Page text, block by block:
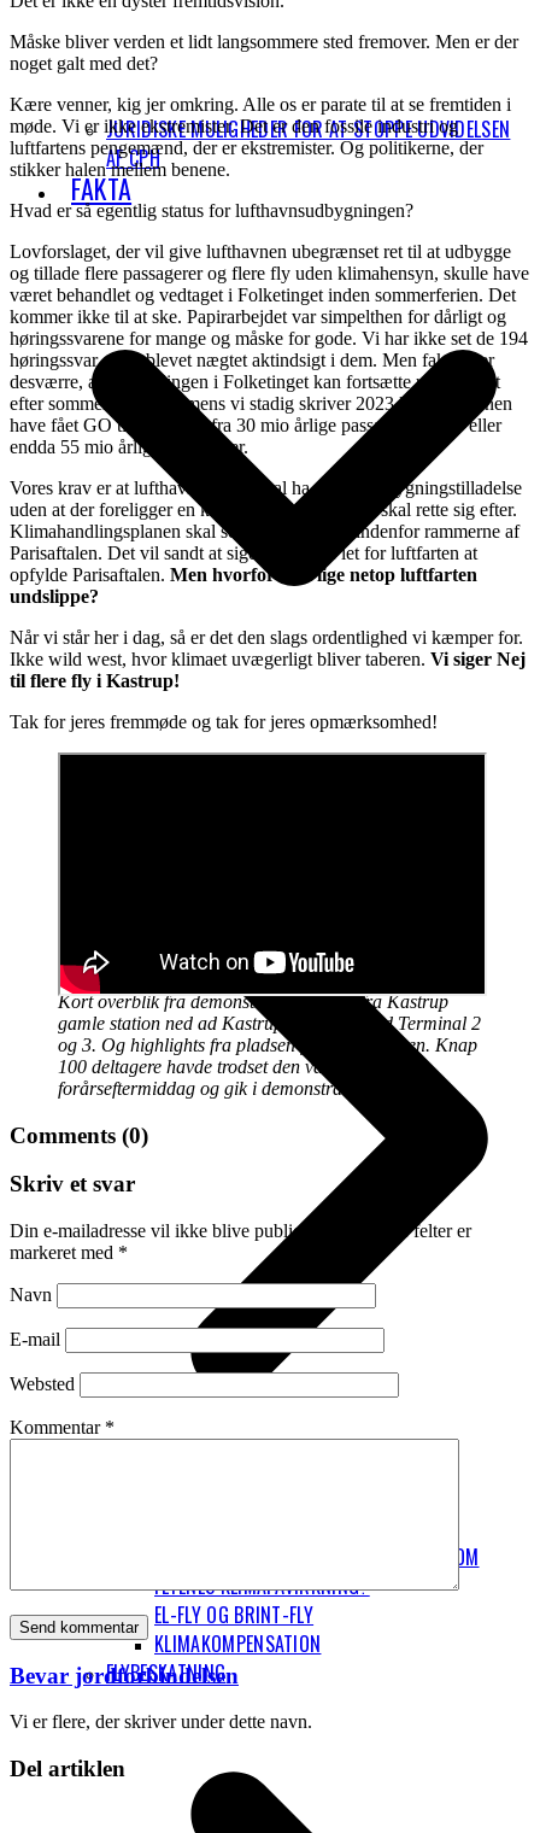
JURIDISKE MULIGHEDER FOR AT STOPPE UDVIDELSEN
AF CPH
FAKTA
HVAD ER OP OG NED I BEREGNINGERNE OM
FLYENES KLIMAPÅVIRKNING?
EL-FLY OG BRINT-FLY
KLIMAKOMPENSATION
FLYBESKATNING
Måske bliver verden et lidt langsommere sted fremover. Men er der
noget galt med det?
Kære venner, kig jer omkring. Alle os er parate til at se fremtiden i
møde. Vi er ikke ekstremister. Det er den fossile industri og
luftfartens pengemænd, der er ekstremister. Og politikerne, der
stikker halen mellem benene.
Hvad er så egentlig status for lufthavnsudbygningen?
Lovforslaget, der vil give lufthavnen ubegrænset ret til at udbygge
og tillade flere passagerer og flere fly uden klimahensyn, skulle have
været behandlet og vedtaget i Folketinget inden sommerferien. Det
kommer ikke til at ske. Papirarbejdet var simpelthen for dårligt og
høringssvarene for mange og måske for gode. Vi har ikke set de 194
høringssvar og er blevet nægtet aktindsigt i dem. Men faktum er
desværre, at behandlingen i Folketinget kan fortsætte ufortrødent
efter sommerferien, og mens vi stadig skriver 2023 kan lufthavnen
have fået GO til at udvide fra 30 mio årlige passagerer til 40 eller
endda 55 mio årlige passagerer.
Vores krav er at lufthavnen ikke skal ha nogen udbygningstilladelse
uden at der foreligger en klimahandlingsplan, de skal rette sig efter.
Klimahandlingsplanen skal selvfølgelig være indenfor rammerne af
Parisaftalen. Det vil sandt at sige ikke blive let for luftfarten at
opfylde Parisaftalen. Men hvorfor skal lige netop luftfarten
undslippe?
Når vi står her i dag, så er det den slags ordentlighed vi kæmper for.
Ikke wild west, hvor klimaet uvægerligt bliver taberen. Vi siger Nej
til flere fly i Kastrup!
Tak for jeres fremmøde og tak for jeres opmærksomhed!
Kort overblik fra demonstrationen, lige fra Kastrup
gamle station ned ad Kastruplundgade mod Terminal 2
og 3. Og highlights fra pladsen foran lufthavnen. Knap
100 deltagere havde trodset den varme
forårseftermiddag og gik i demonstration.
Comments (0)
Skriv et svar
Din e-mailadresse vil ikke blive publiceret.
Krævede felter er
markeret med *
Navn
E-mail
Websted
Kommentar *
Bevar jordforbindelsen
Vi er flere, der skriver under dette navn.
Del artiklen